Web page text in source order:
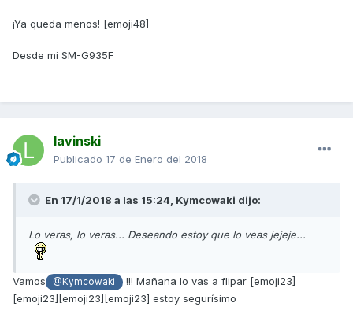
¡Ya queda menos! [emoji48]
Desde mi SM-G935F
lavinski
Publicado 17 de Enero del 2018
En 17/1/2018 a las 15:24, Kymcowaki dijo:
Lo veras, lo veras... Deseando estoy que lo veas jejeje...
Vamos @Kymcowaki
!!! Mañana lo vas a flipar [emoji23]
[emoji23][emoji23][emoji23] estoy segurísimo